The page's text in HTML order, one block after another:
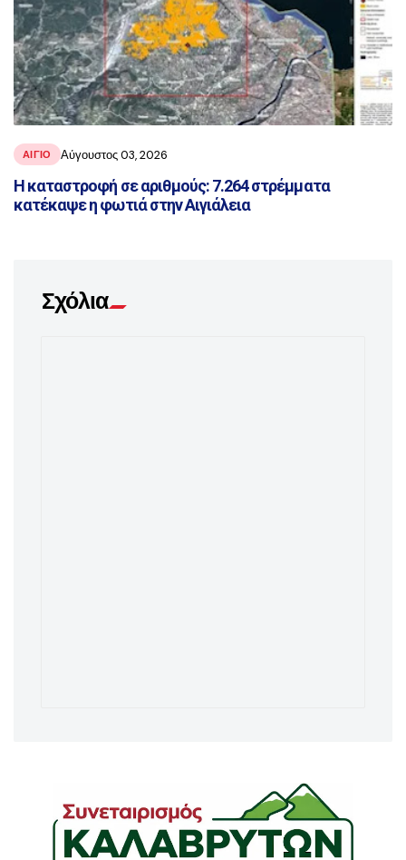
ΑΙΓΙΟ Αύγουστος 03, 2026
Η καταστροφή σε αριθμούς: 7.264 στρέμματα
κατέκαψε η φωτιά στην Αιγιάλεια
Σχόλια